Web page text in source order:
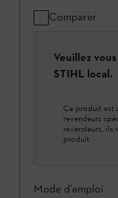
Comparer
Veuillez
STIHL local.
Ce produit est
revendeurs
revendeurs, ils
produit.
Mode d'emploi